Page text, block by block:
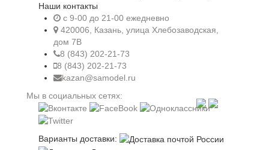
Наши контакты
c 9-00 до 21-00 ежедневно
420006, Казань, улица Хлебозаводская,
дом 7В
8 (843) 202-21-73
8 (843) 202-21-73
kazan@samodel.ru
Мы в социальных сетях:
Варианты доставки: